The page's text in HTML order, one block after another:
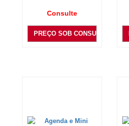
Consulte
PREÇO SOB CONSULTA